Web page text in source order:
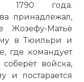
1790 года.
принадлежал,
Жозефу-Матьё
в Тюильри и
где командует
войска,
и постарается